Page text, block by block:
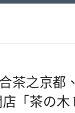
茶之京都
「茶の木